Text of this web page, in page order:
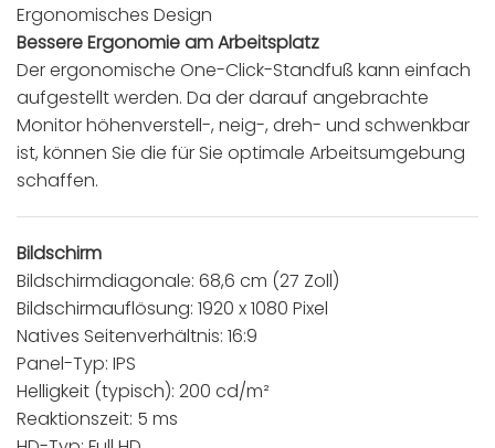
Ergonomisches Design
Bessere Ergonomie am Arbeitsplatz
Der ergonomische One-Click-Standfuß kann einfach
aufgestellt werden. Da der darauf angebrachte
Monitor höhenverstell-, neig-, dreh- und schwenkbar
ist, können Sie die für Sie optimale Arbeitsumgebung
schaffen.
Bildschirm
Bildschirmdiagonale: 68,6 cm (27 Zoll)
Bildschirmauflösung: 1920 x 1080 Pixel
Natives Seitenverhältnis: 16:9
Panel-Typ: IPS
Helligkeit (typisch): 200 cd/m²
Reaktionszeit: 5 ms